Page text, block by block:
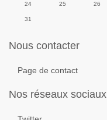
24 25 26
31
Nous contacter
Page de contact
Nos réseaux sociaux